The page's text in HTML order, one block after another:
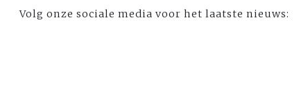
Volg onze sociale media voor het laatste nieuws: